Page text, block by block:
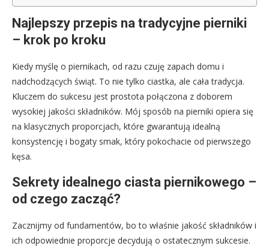
Najlepszy przepis na tradycyjne pierniki
– krok po kroku
Kiedy myślę o piernikach, od razu czuję zapach domu i
nadchodzących świąt. To nie tylko ciastka, ale cała tradycja.
Kluczem do sukcesu jest prostota połączona z doborem
wysokiej jakości składników. Mój sposób na pierniki opiera się
na klasycznych proporcjach, które gwarantują idealną
konsystencję i bogaty smak, który pokochacie od pierwszego
kęsa.
Sekrety idealnego ciasta piernikowego –
od czego zacząć?
Zacznijmy od fundamentów, bo to właśnie jakość składników i
ich odpowiednie proporcje decydują o ostatecznym sukcesie.